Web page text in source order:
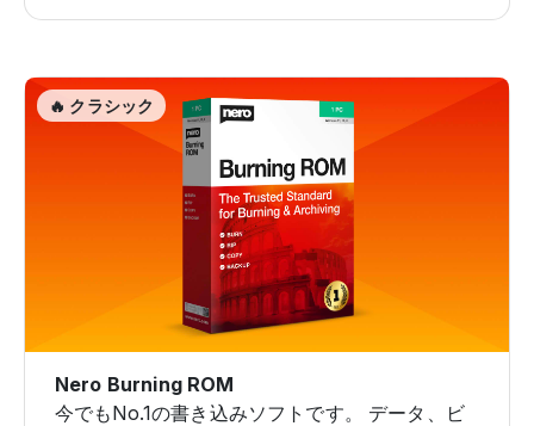
🔥 クラシック
Nero Burning ROM
今でもNo.1の書き込みソフトです。 データ、ビ